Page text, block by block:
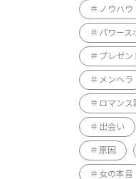
ノウハウ
パワース
プレゼン
メンヘラ
ロマンス
出会い
原因
女の本音